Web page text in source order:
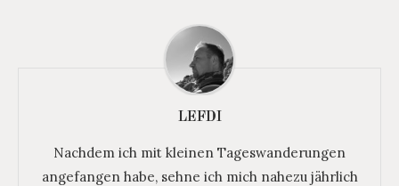
LEFDI
Nachdem ich mit kleinen Tageswanderungen
angefangen habe, sehne ich mich nahezu jährlich